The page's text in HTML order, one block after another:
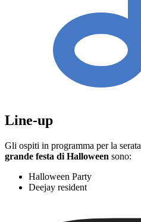
Line-up
Gli ospiti in programma per la serata
grande festa di Halloween sono:
Halloween Party
Deejay resident